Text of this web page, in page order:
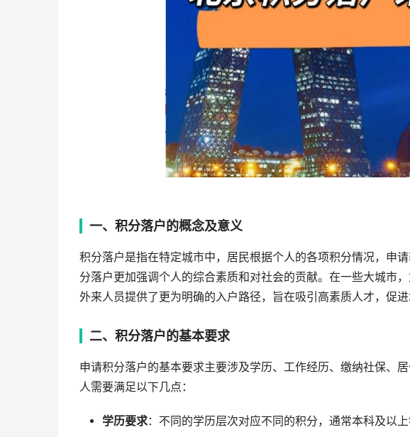
一、积分落户的概念及意义
积分落户是指在特定城市中，居民根据个人的各项积分情况，申
分落户更加强调个人的综合素质和对社会的贡献。在一些大城市
外来人员提供了更为明确的入户路径，旨在吸引高素质人才，促进
二、积分落户的基本要求
申请积分落户的基本要求主要涉及学历、工作经历、缴纳社保、
人需要满足以下几点：
学历要求：不同的学历层次对应不同的积分，通常本科及以上